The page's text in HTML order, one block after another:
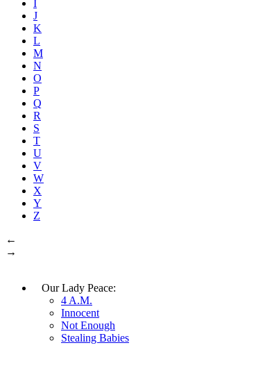
I
J
K
L
M
N
O
P
Q
R
S
T
U
V
W
X
Y
Z
←
→
Our Lady Peace:
4 A.M.
Innocent
Not Enough
Stealing Babies